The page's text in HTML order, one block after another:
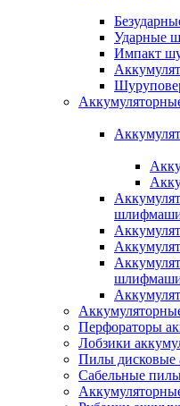
Ударные
Импакт
Перфораторы
Лобзики
Пилы дисковые
Сабельные